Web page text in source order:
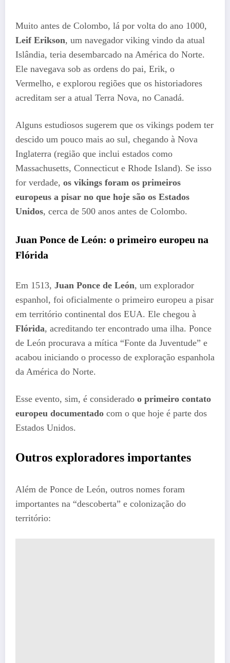
Muito antes de Colombo, lá por volta do ano 1000,
Leif Erikson, um navegador viking vindo da atual
Islândia, teria desembarcado na América do Norte.
Ele navegava sob as ordens do pai, Erik, o
Vermelho, e explorou regiões que os historiadores
acreditam ser a atual Terra Nova, no Canadá.
Alguns estudiosos sugerem que os vikings podem ter
descido um pouco mais ao sul, chegando à Nova
Inglaterra (região que inclui estados como
Massachusetts, Connecticut e Rhode Island). Se isso
for verdade, os vikings foram os primeiros
europeus a pisar no que hoje são os Estados
Unidos, cerca de 500 anos antes de Colombo.
Juan Ponce de León: o primeiro europeu na
Flórida
Em 1513, Juan Ponce de León, um explorador
espanhol, foi oficialmente o primeiro europeu a pisar
em território continental dos EUA. Ele chegou à
Flórida, acreditando ter encontrado uma ilha. Ponce
de León procurava a mítica “Fonte da Juventude” e
acabou iniciando o processo de exploração espanhola
da América do Norte.
Esse evento, sim, é considerado o primeiro contato
europeu documentado com o que hoje é parte dos
Estados Unidos.
Outros exploradores importantes
Além de Ponce de León, outros nomes foram
importantes na “descoberta” e colonização do
território: